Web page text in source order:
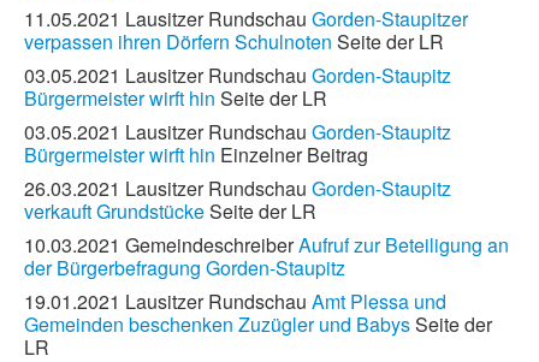
11.05.2021 Lausitzer Rundschau Gorden-Staupitzer
verpassen ihren Dörfern Schulnoten Seite der LR
03.05.2021 Lausitzer Rundschau Gorden-Staupitz
Bürgermeister wirft hin Seite der LR
03.05.2021 Lausitzer Rundschau Gorden-Staupitz
Bürgermeister wirft hin Einzelner Beitrag
26.03.2021 Lausitzer Rundschau Gorden-Staupitz
verkauft GrundstückeSeite der LR
10.03.2021 GemeindeschreiberAufruf zur Beteiligung an
der Bürgerbefragung Gorden-Staupitz
19.01.2021 Lausitzer Rundschau Amt Plessa und
Gemeinden beschenken Zuzügler und BabysSeite der
LR